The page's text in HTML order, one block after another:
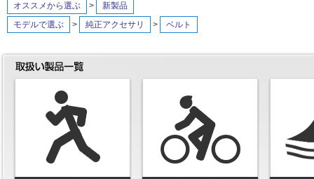
オススメから選ぶ >
新製品
モデルで選ぶ
> 純正アクセサリ > ベルト